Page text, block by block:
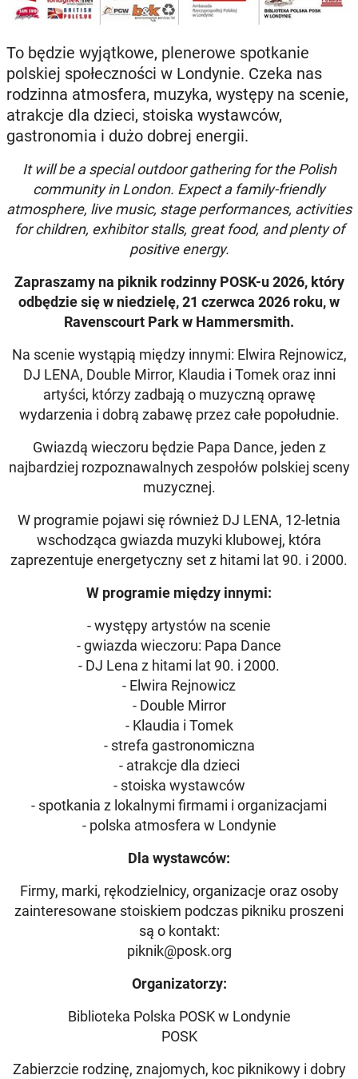
To będzie wyjątkowe, plenerowe spotkanie
polskiej społeczności w Londynie. Czeka nas
rodzinna atmosfera, muzyka, występy na scenie,
atrakcje dla dzieci, stoiska wystawców,
gastronomia i dużo dobrej energii.
It will be a special outdoor gathering for the Polish
community in London. Expect a family-friendly
atmosphere, live music, stage performances, activities
for children, exhibitor stalls, great food, and plenty of
positive energy.
Zapraszamy na piknik rodzinny POSK-u 2026, który
odbędzie się w niedzielę, 21 czerwca 2026 roku, w
Ravenscourt Park w Hammersmith.
Na scenie wystąpią między innymi: Elwira Rejnowicz,
DJ LENA, Double Mirror, Klaudia i Tomek oraz inni
artyści, którzy zadbają o muzyczną oprawę
wydarzenia i dobrą zabawę przez całe popołudnie.
Gwiazdą wieczoru będzie Papa Dance, jeden z
najbardziej rozpoznawalnych zespołów polskiej sceny
muzycznej.
W programie pojawi się również DJ LENA, 12-letnia
wschodząca gwiazda muzyki klubowej, która
zaprezentuje energetyczny set z hitami lat 90. i 2000.
W programie między innymi:
- występy artystów na scenie
- gwiazda wieczoru: Papa Dance
- DJ Lena z hitami lat 90. i 2000.
- Elwira Rejnowicz
- Double Mirror
- Klaudia i Tomek
- strefa gastronomiczna
- atrakcje dla dzieci
- stoiska wystawców
- spotkania z lokalnymi firmami i organizacjami
- polska atmosfera w Londynie
Dla wystawców:
Firmy, marki, rękodzielnicy, organizacje oraz osoby
zainteresowane stoiskiem podczas pikniku proszeni
są o kontakt:
piknik@posk.org
Organizatorzy:
Biblioteka Polska POSK w Londynie
POSK
Zabierzcie rodzinę, znajomych, koc piknikowy i dobry